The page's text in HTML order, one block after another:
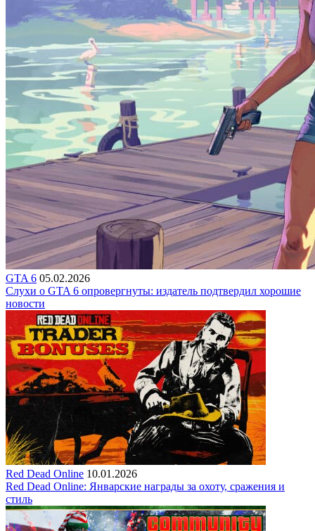
GTA 6 05.02.2026
Слухи о GTA 6 опровергнуты: издатель подтвердил хорошие
новости
Red Dead Online 10.01.2026
Red Dead Online: Январские награды за охоту, сражения и
стиль